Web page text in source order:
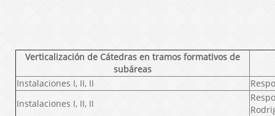
Verticalización de Cátedras en tramos formativos de
subáreas
Instalaciones I, II, II
Instalaciones I, II, II